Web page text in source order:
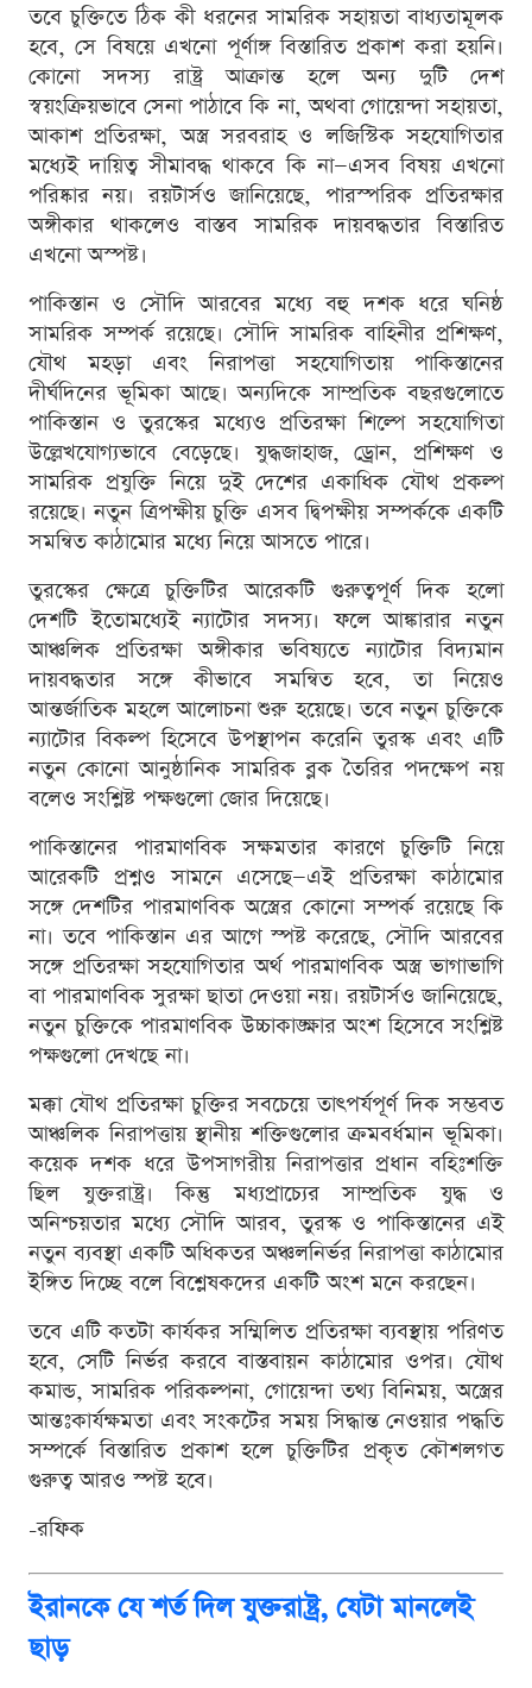
তবে চুক্তিতে ঠিক কী ধরনের সামরিক সহায়তা বাধ্যতামূলক
হবে, সে বিষয়ে এখনো পূর্ণাঙ্গ বিস্তারিত প্রকাশ করা হয়নি।
কোনো সদস্য রাষ্ট্র আক্রান্ত হলে অন্য দুটি দেশ
স্বয়ংক্রিয়ভাবে সেনা পাঠাবে কি না, অথবা গোয়েন্দা সহায়তা,
আকাশ প্রতিরক্ষা, অস্ত্র সরবরাহ ও লজিস্টিক সহযোগিতার
মধ্যেই দায়িত্ব সীমাবদ্ধ থাকবে কি না—এসব বিষয় এখনো
পরিষ্কার নয়। রয়টার্সও জানিয়েছে, পারস্পরিক প্রতিরক্ষার
অঙ্গীকার থাকলেও বাস্তব সামরিক দায়বদ্ধতার বিস্তারিত
এখনো অস্পষ্ট।
পাকিস্তান ও সৌদি আরবের মধ্যে বহু দশক ধরে ঘনিষ্ঠ
সামরিক সম্পর্ক রয়েছে। সৌদি সামরিক বাহিনীর প্রশিক্ষণ,
যৌথ মহড়া এবং নিরাপত্তা সহযোগিতায় পাকিস্তানের
দীর্ঘদিনের ভূমিকা আছে। অন্যদিকে সাম্প্রতিক বছরগুলোতে
পাকিস্তান ও তুরস্কের মধ্যেও প্রতিরক্ষা শিল্পে সহযোগিতা
উল্লেখযোগ্যভাবে বেড়েছে। যুদ্ধজাহাজ, ড্রোন, প্রশিক্ষণ ও
সামরিক প্রযুক্তি নিয়ে দুই দেশের একাধিক যৌথ প্রকল্প
রয়েছে। নতুন ত্রিপক্ষীয় চুক্তি এসব দ্বিপক্ষীয় সম্পর্ককে একটি
সমন্বিত কাঠামোর মধ্যে নিয়ে আসতে পারে।
তুরস্কের ক্ষেত্রে চুক্তিটির আরেকটি গুরুত্বপূর্ণ দিক হলো
দেশটি ইতোমধ্যেই ন্যাটোর সদস্য। ফলে আঙ্কারার নতুন
আঞ্চলিক প্রতিরক্ষা অঙ্গীকার ভবিষ্যতে ন্যাটোর বিদ্যমান
দায়বদ্ধতার সঙ্গে কীভাবে সমন্বিত হবে, তা নিয়েও
আন্তর্জাতিক মহলে আলোচনা শুরু হয়েছে। তবে নতুন চুক্তিকে
ন্যাটোর বিকল্প হিসেবে উপস্থাপন করেনি তুরস্ক এবং এটি
নতুন কোনো আনুষ্ঠানিক সামরিক ব্লক তৈরির পদক্ষেপ নয়
বলেও সংশ্লিষ্ট পক্ষগুলো জোর দিয়েছে।
পাকিস্তানের পারমাণবিক সক্ষমতার কারণে চুক্তিটি নিয়ে
আরেকটি প্রশ্নও সামনে এসেছে—এই প্রতিরক্ষা কাঠামোর
সঙ্গে দেশটির পারমাণবিক অস্ত্রের কোনো সম্পর্ক রয়েছে কি
না। তবে পাকিস্তান এর আগে স্পষ্ট করেছে, সৌদি আরবের
সঙ্গে প্রতিরক্ষা সহযোগিতার অর্থ পারমাণবিক অস্ত্র ভাগাভাগি
বা পারমাণবিক সুরক্ষা ছাতা দেওয়া নয়। রয়টার্সও জানিয়েছে,
নতুন চুক্তিকে পারমাণবিক উচ্চাকাঙ্ক্ষার অংশ হিসেবে সংশ্লিষ্ট
পক্ষগুলো দেখছে না।
মক্কা যৌথ প্রতিরক্ষা চুক্তির সবচেয়ে তাৎপর্যপূর্ণ দিক সম্ভবত
আঞ্চলিক নিরাপত্তায় স্থানীয় শক্তিগুলোর ক্রমবর্ধমান ভূমিকা।
কয়েক দশক ধরে উপসাগরীয় নিরাপত্তার প্রধান বহিঃশক্তি
ছিল যুক্তরাষ্ট্র। কিন্তু মধ্যপ্রাচ্যের সাম্প্রতিক যুদ্ধ ও
অনিশ্চয়তার মধ্যে সৌদি আরব, তুরস্ক ও পাকিস্তানের এই
নতুন ব্যবস্থা একটি অধিকতর অঞ্চলনির্ভর নিরাপত্তা কাঠামোর
ইঙ্গিত দিচ্ছে বলে বিশ্লেষকদের একটি অংশ মনে করছেন।
তবে এটি কতটা কার্যকর সম্মিলিত প্রতিরক্ষা ব্যবস্থায় পরিণত
হবে, সেটি নির্ভর করবে বাস্তবায়ন কাঠামোর ওপর। যৌথ
কমান্ড, সামরিক পরিকল্পনা, গোয়েন্দা তথ্য বিনিময়, অস্ত্রের
আন্তঃকার্যক্ষমতা এবং সংকটের সময় সিদ্ধান্ত নেওয়ার পদ্ধতি
সম্পর্কে বিস্তারিত প্রকাশ হলে চুক্তিটির প্রকৃত কৌশলগত
গুরুত্ব আরও স্পষ্ট হবে।
-রফিক
ইরানকে যে শর্ত দিল যুক্তরাষ্ট্র, যেটা মানলেই
ছাড়